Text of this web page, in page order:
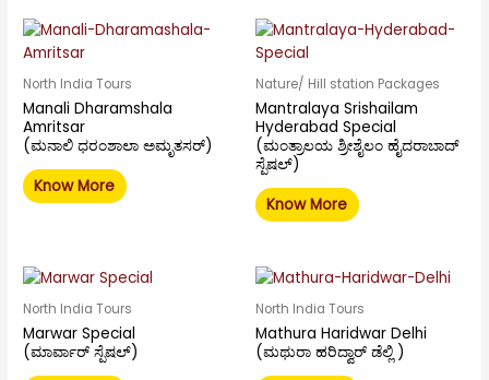
North India Tours
Manali Dharamshala
Amritsar
(ಮನಾಲಿ ಧರಂಶಾಲಾ ಅಮೃತಸರ್)
Know More
Nature/ Hill station Packages
Mantralaya Srishailam
Hyderabad Special
(ಮಂತ್ರಾಲಯ ಶ್ರೀಶೈಲಂ ಹೈದರಾಬಾದ್
ಸ್ಪೆಷಲ್)
Know More
North India Tours
Marwar Special
(ಮಾರ್ವಾರ್ ಸ್ಪೆಷಲ್)
North India Tours
Mathura Haridwar Delhi
(ಮಥುರಾ ಹರಿದ್ವಾರ್ ಡೆಲ್ಲಿ )